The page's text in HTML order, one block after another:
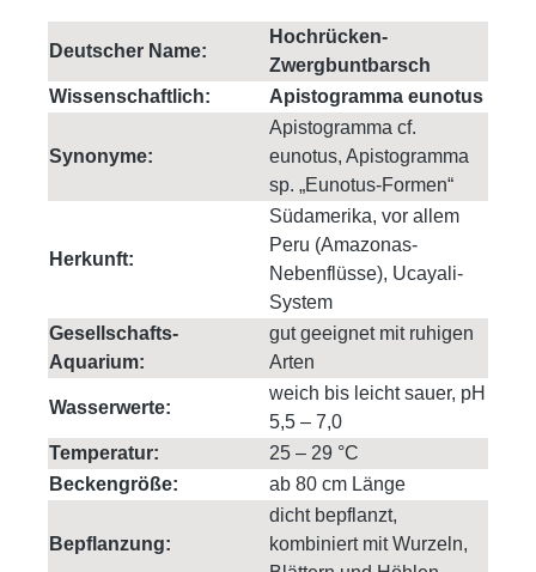
Deutscher Name:
Hochrücken-
Zwergbuntbarsch
Wissenschaftlich:
Apistogramma eunotus
Synonyme:
Apistogramma cf.
eunotus, Apistogramma
sp. „Eunotus-Formen“
Herkunft:
Südamerika, vor allem
Peru (Amazonas-
Nebenflüsse), Ucayali-
System
Gesellschafts-
Aquarium:
gut geeignet mit ruhigen
Arten
Wasserwerte:
weich bis leicht sauer, pH
5,5 – 7,0
Temperatur:
25 – 29 °C
Beckengröße:
ab 80 cm Länge
Bepflanzung:
dicht bepflanzt,
kombiniert mit Wurzeln,